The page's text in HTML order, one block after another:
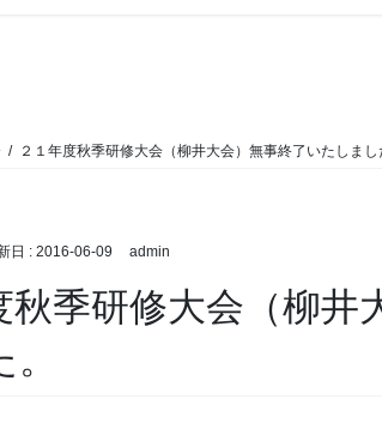
２１年度秋季研修大会（柳井大会）無事終了いたしまし
日 : 2016-06-09 admin
秋季研修大会（柳井